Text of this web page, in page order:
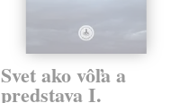
Svet ako vôľa a
predstava I.